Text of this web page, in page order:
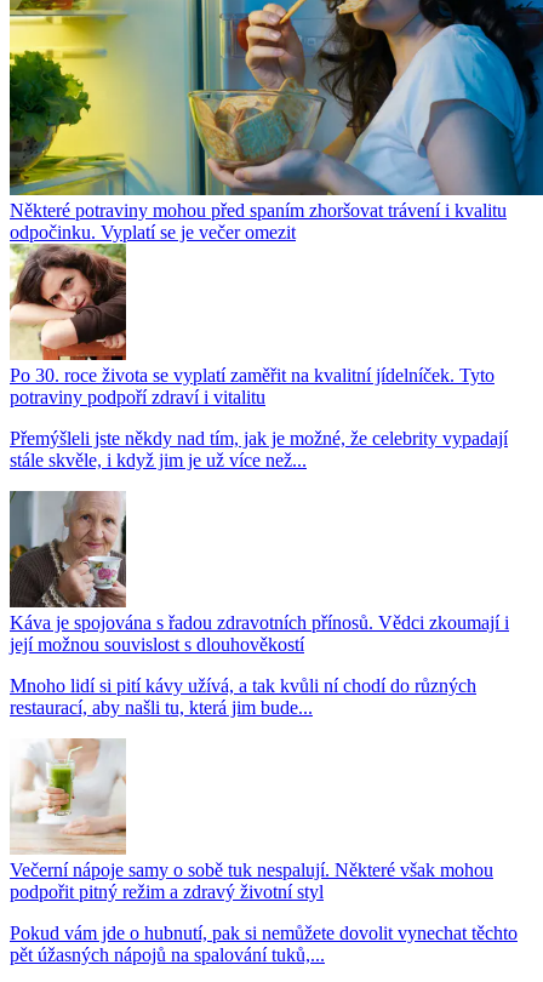
Některé potraviny mohou před spaním zhoršovat trávení i kvalitu
odpočinku. Vyplatí se je večer omezit
Po 30. roce života se vyplatí zaměřit na kvalitní jídelníček. Tyto
potraviny podpoří zdraví i vitalitu
Přemýšleli jste někdy nad tím, jak je možné, že celebrity vypadají
stále skvěle, i když jim je už více než...
Káva je spojována s řadou zdravotních přínosů. Vědci zkoumají i
její možnou souvislost s dlouhověkostí
Mnoho lidí si pití kávy užívá, a tak kvůli ní chodí do různých
restaurací, aby našli tu, která jim bude...
Večerní nápoje samy o sobě tuk nespalují. Některé však mohou
podpořit pitný režim a zdravý životní styl
Pokud vám jde o hubnutí, pak si nemůžete dovolit vynechat těchto
pět úžasných nápojů na spalování tuků,...